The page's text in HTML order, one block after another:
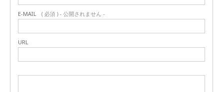
E-MAIL ( 必須 ) - 公開されません -
URL